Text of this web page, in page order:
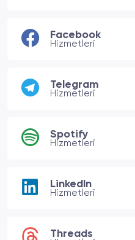
Facebook
Hizmetleri
Telegram
Hizmetleri
Spotify
Hizmetleri
LinkedIn
Hizmetleri
Threads